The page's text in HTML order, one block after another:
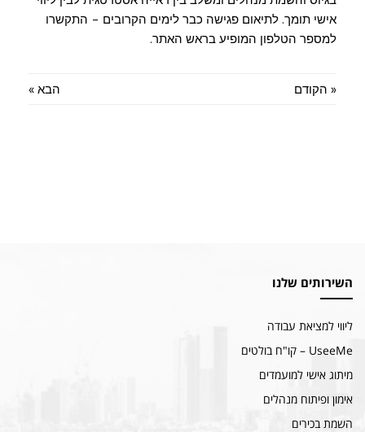
אישי תומך. לתיאום פגישה כבר לימים הקרובים – התקשרו
למספר הטלפון המופיע בראש האתר.
« הקודם הבא »
השירותים שלנו
ליווי למציאת עבודה
UseeMe – קו"ח בולטים
מיתוג אישי למועמדים
אימון ופיתוח מנהלים
השמת בכירים